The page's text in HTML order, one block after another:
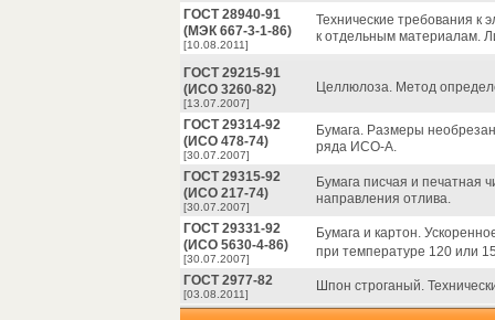
ГОСТ 28940-91
(МЭК 667-3-1-86)
[10.08.2011]
Технические требования к
к отдельным материалам.
ГОСТ 29215-91
(ИСО 3260-82)
[13.07.2007]
Целлюлоза. Метод
ГОСТ 29314-92
(ИСО 478-74)
[30.07.2007]
Бумага. Размеры
ряда ИСО-А.
ГОСТ 29315-92
(ИСО 217-74)
[30.07.2007]
Бумага писчая и печатная
направления отлива.
ГОСТ 29331-92
(ИСО 5630-4-86)
[30.07.2007]
Бумага и картон.
при температуре 120 или
ГОСТ 2977-82
[03.08.2011]
Шпон строганый.